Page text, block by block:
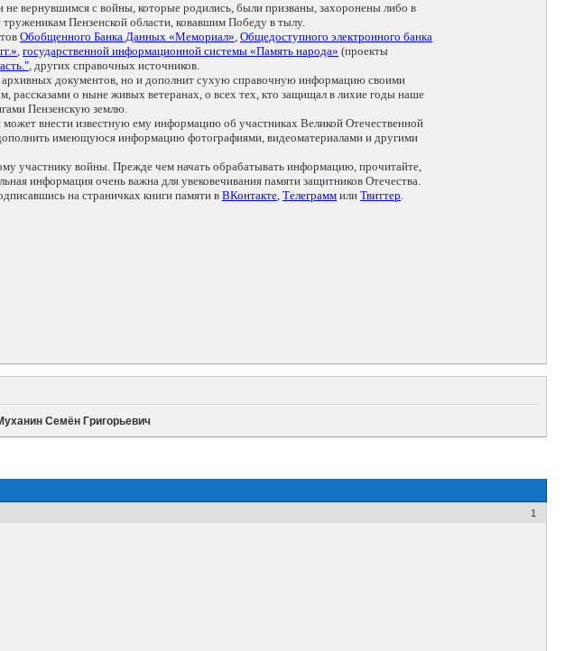
вернувшимся с войны, которые родились, были призваны, захоронены либо в
Пензенской области, ковавшим Победу в тылу.
Обобщенного Банка Данных «Мемориал», Общедоступного электронного банка
, государственной информационной системы «Память народа» (проекты
, других справочных источников.
архивных документов, но и дополнит сухую справочную информацию своими
о ныне живых ветеранах, о всех тех, кто защищал в лихие годы наше
Пензенскую землю.
внести известную ему информацию об участниках Великой Отечественной
имеющуюся информацию фотографиями, видеоматериалами и другими
участнику войны. Прежде чем начать обрабатывать информацию, прочитайте,
информация очень важна для увековечивания памяти защитников Отечества.
на страничках книги памяти в ВКонтакте, Телеграмм или Твиттер.
Семён Григорьевич
1